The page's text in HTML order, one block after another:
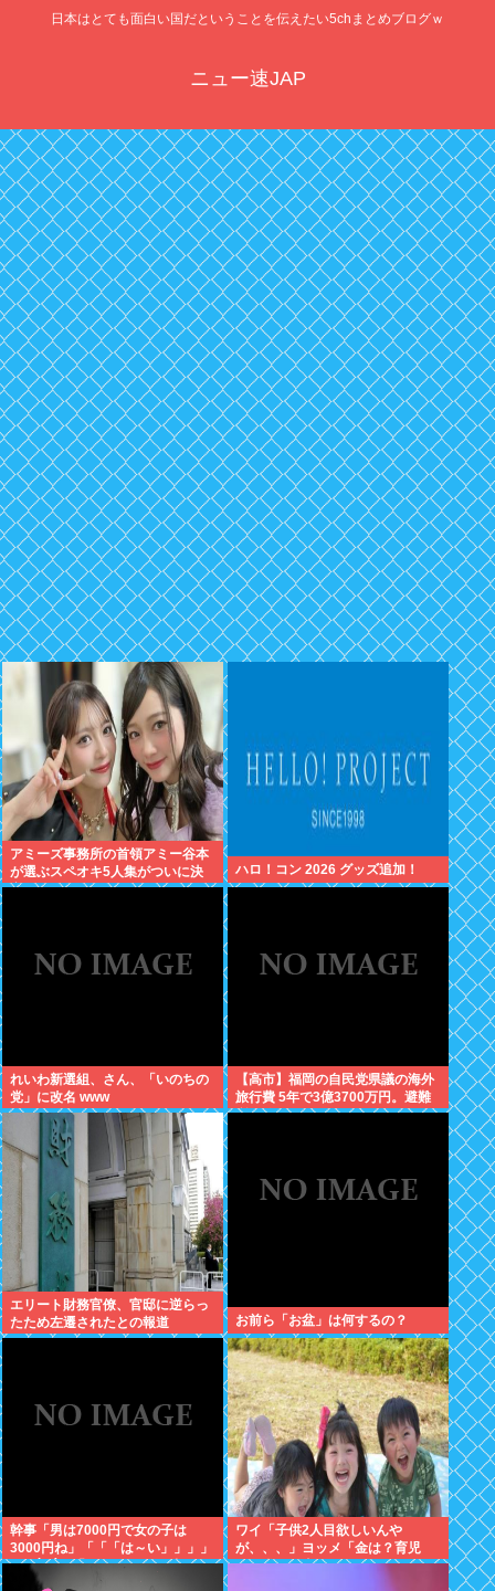
日本はとても面白い国だということを伝えたい5chまとめブログｗ
ニュー速JAP
アミーズ事務所の首領アミー谷本
が選ぶスペオキ5人集がついに決
定してしまう
ハロ！コン 2026 グッズ追加！
れいわ新選組、さん、「いのちの
党」に改名 www
【高市】福岡の自民党県議の海外
旅行費 5年で3億3700万円。避難
所で使えるテント 1個2万円。
エリート財務官僚、官邸に逆らっ
たため左遷されたとの報道
お前ら「お盆」は何するの？
幹事「男は7000円で女の子は
3000円ね」「「「は～い」」」」
（ヽ´ん`）「あ？ ちょっと待て
ワイ「子供2人目欲しいんや
が、、、」ヨッメ「金は？育児
は？私の仕事は？キャリアは？」